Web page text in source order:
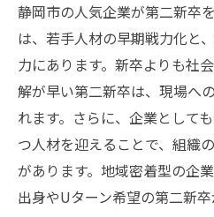
静岡 第二新卒に必
第二新卒が静岡市で
準
静岡市で第二新卒
の準備
第二新卒とは違う視
静岡 第二新卒のた
静岡市の人気企業が第二新卒
は、若手人材の早期戦力化と
力にあります。新卒よりも社
解が早い第二新卒は、現場へ
れます。さらに、企業として
つ人材を迎えることで、組織
があります。地域密着型の企
出身やUターン希望の第二新